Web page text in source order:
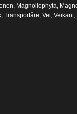
Magnoliophyta
, Transportåre Vei Veikant,